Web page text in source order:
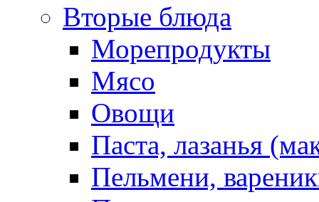
Вторые блюда
Морепродукты
Мясо
Овощи
Паста, лазанья
Пельмени,